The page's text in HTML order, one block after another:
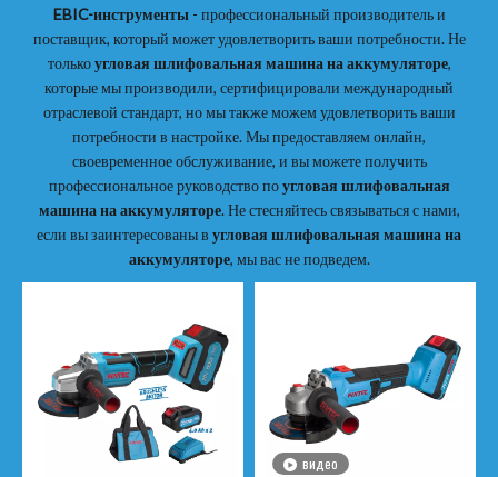
EBIC-инструменты- профессиональный производитель и
поставщик, который может удовлетворить ваши потребности. Не
толькоугловая шлифовальная машина на аккумуляторе,
которые мы производили, сертифицировали международный
отраслевой стандарт, но мы также можем удовлетворить ваши
потребности в настройке. Мы предоставляем онлайн,
своевременное обслуживание, и вы можете получить
профессиональное руководство поугловая шлифовальная
машина на аккумуляторе. Не стесняйтесь связываться с нами,
если вы заинтересованы в угловая шлифовальная машина на
аккумуляторе, мы вас не подведем.
видео